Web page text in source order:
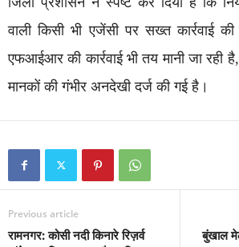
वाली किसी भी एजेंसी पर सख्त कार्रवाई
एफआईआर की कार्रवाई भी तय मानी जा रही है,
मानकों की गंभीर अनदेखी दर्ज की गई है।
Previous article
रामनगर: कोसी नदी किनारे रिज़र्व
बुंखाल